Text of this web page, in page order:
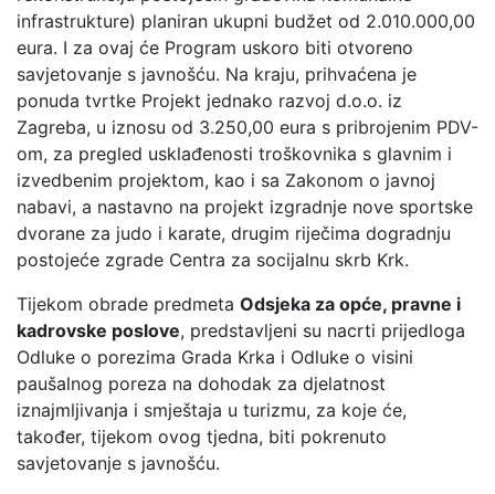
infrastrukture) planiran ukupni budžet od 2.010.000,00
eura. I za ovaj će Program uskoro biti otvoreno
savjetovanje s javnošću. Na kraju, prihvaćena je
ponuda tvrtke Projekt jednako razvoj d.o.o. iz
Zagreba, u iznosu od 3.250,00 eura s pribrojenim PDV-
om, za pregled usklađenosti troškovnika s glavnim i
izvedbenim projektom, kao i sa Zakonom o javnoj
nabavi, a nastavno na projekt izgradnje nove sportske
dvorane za judo i karate, drugim riječima dogradnju
postojeće zgrade Centra za socijalnu skrb Krk.
Tijekom obrade predmeta Odsjeka za opće, pravne i
kadrovske poslove, predstavljeni su nacrti prijedloga
Odluke o porezima Grada Krka i Odluke o visini
paušalnog poreza na dohodak za djelatnost
iznajmljivanja i smještaja u turizmu, za koje će,
također, tijekom ovog tjedna, biti pokrenuto
savjetovanje s javnošću.